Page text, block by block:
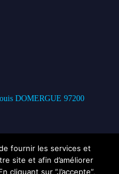
DOMERGUE 97200
fournir les services et
site et afin d’améliorer
cliquant sur ”J’accepte”,